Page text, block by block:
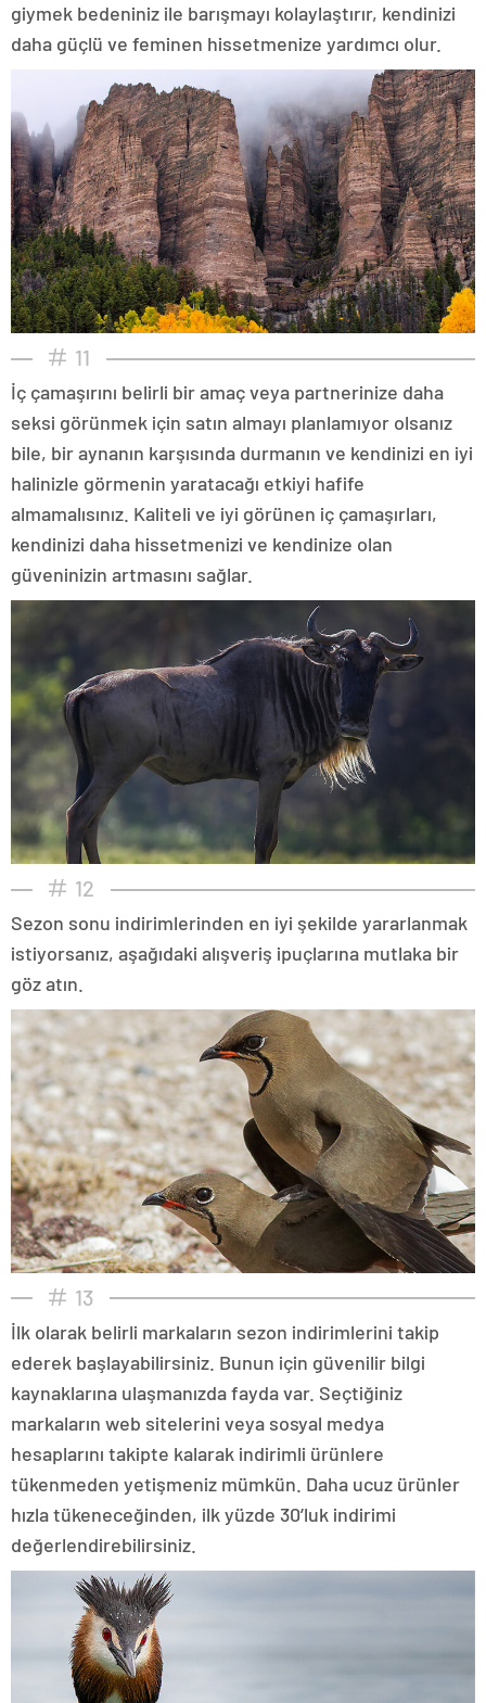
giymek bedeniniz ile barışmayı kolaylaştırır, kendinizi
daha güçlü ve feminen hissetmenize yardımcı olur.
11
İç çamaşırını belirli bir amaç veya partnerinize daha
seksi görünmek için satın almayı planlamıyor olsanız
bile, bir aynanın karşısında durmanın ve kendinizi en iyi
halinizle görmenin yaratacağı etkiyi hafife
almamalısınız. Kaliteli ve iyi görünen iç çamaşırları,
kendinizi daha hissetmenizi ve kendinize olan
güveninizin artmasını sağlar.
12
Sezon sonu indirimlerinden en iyi şekilde yararlanmak
istiyorsanız, aşağıdaki alışveriş ipuçlarına mutlaka bir
göz atın.
13
İlk olarak belirli markaların sezon indirimlerini takip
ederek başlayabilirsiniz. Bunun için güvenilir bilgi
kaynaklarına ulaşmanızda fayda var. Seçtiğiniz
markaların web sitelerini veya sosyal medya
hesaplarını takipte kalarak indirimli ürünlere
tükenmeden yetişmeniz mümkün. Daha ucuz ürünler
hızla tükeneceğinden, ilk yüzde 30’luk indirimi
değerlendirebilirsiniz.